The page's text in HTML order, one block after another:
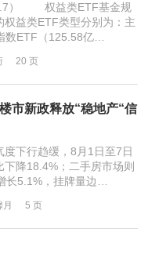
） 权益类ETF基金规
益类ETF类型分别为：主
数ETF（125.58亿…
20 页
市新政释放“稳地产“信
下行趋缓，8月1日至7日
降18.4%；二手房市场则
长5.1%，挂牌量边…
5 页